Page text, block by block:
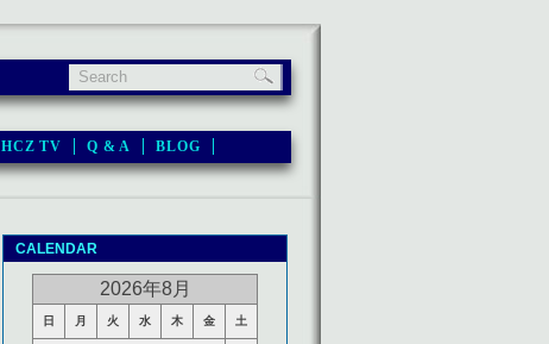
HCZ TV Q & A BLOG
CALENDAR
2026年8月
日 月 火 水 木 金 土